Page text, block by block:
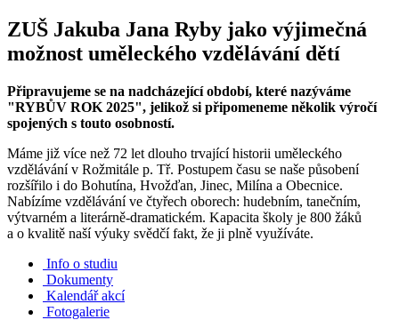
ZUŠ Jakuba Jana Ryby jako výjimečná
možnost uměleckého vzdělávání dětí
Připravujeme se na nadcházející období, které nazýváme
"RYBŮV ROK 2025", jelikož si připomeneme několik výročí
spojených s touto osobností.
Máme již více než 72 let dlouho trvající historii uměleckého
vzdělávání v Rožmitále p. Tř. Postupem času se naše působení
rozšířilo i do Bohutína, Hvožďan, Jinec, Milína a Obecnice.
Nabízíme vzdělávání ve čtyřech oborech: hudebním, tanečním,
výtvarném a literárně-dramatickém. Kapacita školy je 800 žáků
a o kvalitě naší výuky svědčí fakt, že ji plně využíváte.
Info o studiu
Dokumenty
Kalendář akcí
Fotogalerie